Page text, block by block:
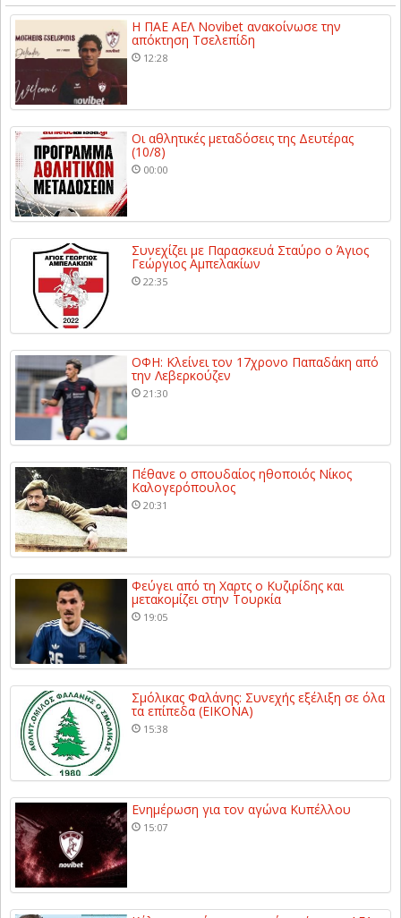
Η ΠΑΕ ΑΕΛ Novibet ανακοίνωσε την
απόκτηση Τσελεπίδη
12:28
Οι αθλητικές μεταδόσεις της Δευτέρας
(10/8)
00:00
Συνεχίζει με Παρασκευά Σταύρο ο Άγιος
Γεώργιος Αμπελακίων
22:35
ΟΦΗ: Κλείνει τον 17χρονο Παπαδάκη από
την Λεβερκούζεν
21:30
Πέθανε ο σπουδαίος ηθοποιός Νίκος
Καλογερόπουλος
20:31
Φεύγει από τη Χαρτς ο Κυζιρίδης και
μετακομίζει στην Τουρκία
19:05
Σμόλικας Φαλάνης: Συνεχής εξέλιξη σε όλα
τα επίπεδα (ΕΙΚΟΝΑ)
15:38
Ενημέρωση για τον αγώνα Κυπέλλου
15:07